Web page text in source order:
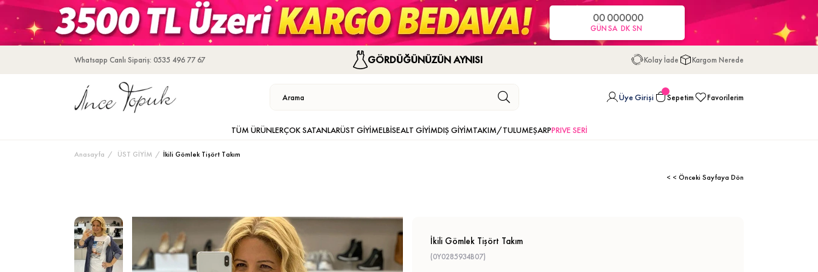
00
GÜN
00
SA
00
DK
00
SN
Whatsapp Canlı Sipariş: 0535 496 77 67 GÖRDÜĞÜNÜZÜN AYNISI Kolay İade Kargom Nerede
Üye Girişi Sepetim Favorilerim
TÜM ÜRÜNLERÇOK SATANLARÜST GİYİMELBİSEALT GİYİMDIŞ GİYİMTAKIM/TULUMEŞARPPRIVE SERİ
Anasayfa ÜST GİYİM İkili Gömlek Tişört Takım
< < Önceki Sayfaya Dön
İkili Gömlek Tişört Takım
(0Y0285934B07)